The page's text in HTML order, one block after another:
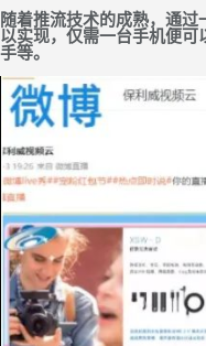
随着推流技术的成熟，通
以实现，仅需一台手机便
手等。